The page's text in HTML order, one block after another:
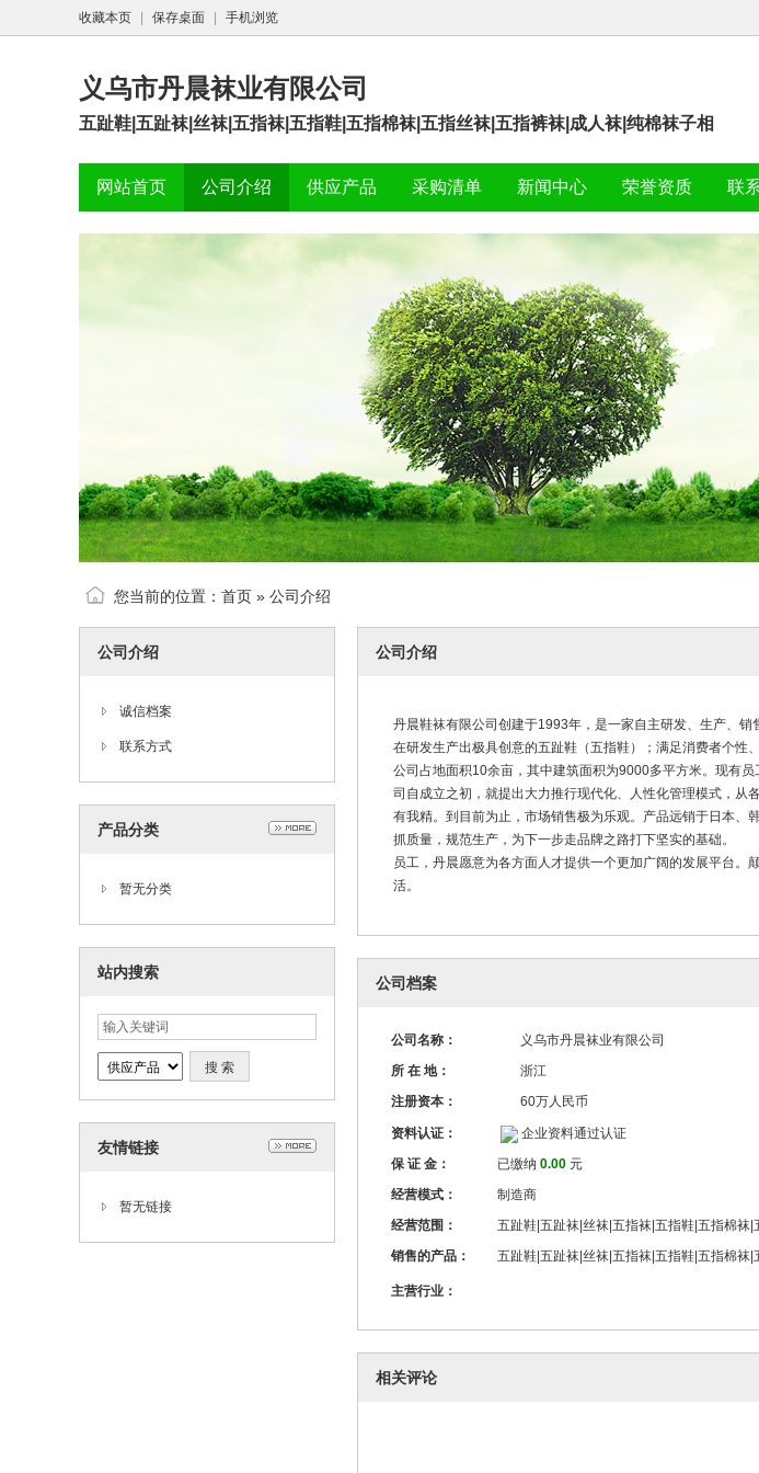
收藏本页 保存桌面 手机浏览
义乌市丹晨袜业有限公司
五趾鞋|五趾袜|丝袜|五指袜|五指鞋|五指棉袜|五指丝袜|五指裤袜|成人袜|纯棉袜子相
网站首页 公司介绍 供应产品 采购清单 新闻中心 荣誉资质 联
您当前的位置： 首页 » 公司介绍
公司介绍
诚信档案
联系方式
产品分类
暂无分类
站内搜索
友情链接
暂无链接
公司介绍
丹晨鞋袜有限公司创建于1993年，是一家自主研发、生产、
在研发生产出极具创意的五趾鞋（五指鞋）；满足消费者个
公司占地面积10余亩，其中建筑面积为9000多平方米。现有
司自成立之初，就提出大力推行现代化、人性化管理模式，从
有我精。到目前为止，市场销售极为乐观。产品远销于日本、
抓质量，规范生产，为下一步走品牌之路打下坚实的基础。
员工，丹晨愿意为各方面人才提供一个更加广阔的发展平台
活。
公司档案
公司名称： 义乌市丹晨袜业有限公司
所 在 地：
浙江
注册资本：
60万人民币
资料认证：
企业资料通过认证
保 证 金：
已缴纳 0.00元
经营模式：
制造商
经营范围：
五趾鞋|五趾袜|丝袜|五指袜|五指鞋|五指棉袜
销售的产品：
五趾鞋|五趾袜|丝袜|五指袜|五指鞋|五指棉袜
主营行业：
相关评论